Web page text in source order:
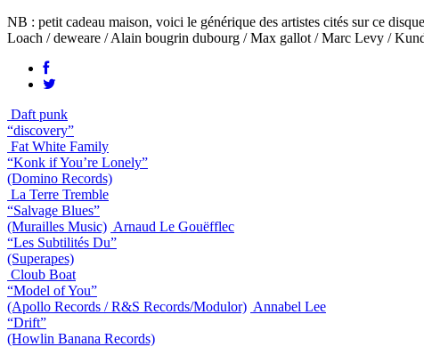
NB : petit cadeau maison, voici le générique des artistes cités sur ce
Loach / deweare / Alain bougrin dubourg / Max gallot / Marc Levy /
Daft punk
“discovery”
Fat White Family
“Konk if You’re Lonely”
(Domino Records)
La Terre Tremble
“Salvage Blues”
(Murailles Music) Arnaud Le Gouëfflec
“Les Subtilités Du”
(Superapes)
Cloub Boat
“Model of You”
(Apollo Records / R&S Records/Modulor) Annabel Lee
“Drift”
(Howlin Banana Records)